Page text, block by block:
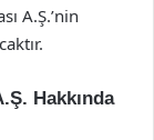
A.Ş.’nin
Hakkında